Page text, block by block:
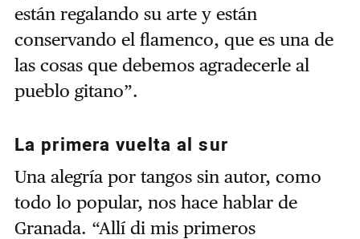
están regalando su arte y están
conservando el flamenco, que es una de
las cosas que debemos agradecerle al
pueblo gitano”.
La primera vuelta al sur
Una alegría por tangos sin autor, como
todo lo popular, nos hace hablar de
Granada. “Allí di mis primeros